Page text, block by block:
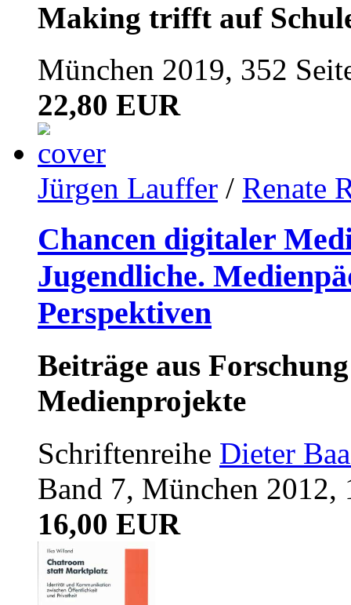
Making trifft auf
München 2019, 352
22,80 EUR
Jürgen Lauffer / Renate
Chancen digitaler
Jugendliche.
Perspektiven
Beiträge aus
Medienprojekte
Schriftenreihe Dieter
Band 7, München 2012,
16,00 EUR